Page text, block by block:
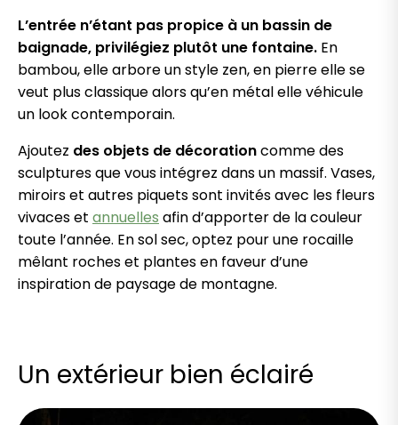
L’entrée n’étant pas propice à un bassin de
baignade, privilégiez plutôt une fontaine. En
bambou, elle arbore un style zen, en pierre elle se
veut plus classique alors qu’en métal elle véhicule
un look contemporain.
Ajoutez des objets de décorationcomme des
sculptures que vous intégrez dans un massif. Vases,
miroirs et autres piquets sont invités avec les fleurs
vivaces et annuelles afin d’apporter de la couleur
toute l’année. En sol sec, optez pour une rocaille
mêlant roches et plantes en faveur d’une
inspiration de paysage de montagne.
Un extérieur bien éclairé